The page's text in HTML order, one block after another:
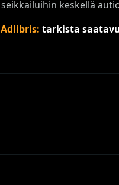
seikkailuihin keskellä
Adlibris: tarkista